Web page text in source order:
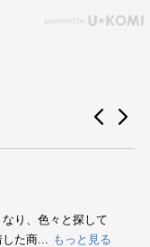
り、色々と探して
た商...
もっと見る